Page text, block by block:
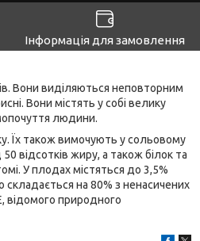
Інформація для замовлення
Вони виділяються неповторним
Вони містять у собі велику
людини.
Їх також вимочують у сольовому
відсотків жиру, а також білок та
У плодах містяться до 3,5%
складається на 80% з ненасичених
відомого природного